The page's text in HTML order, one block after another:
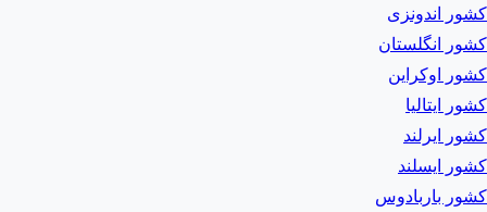
کشور اندونزی
کشور انگلستان
کشور اوکراین
کشور ایتالیا
کشور ایرلند
کشور ایسلند
کشور باربادوس